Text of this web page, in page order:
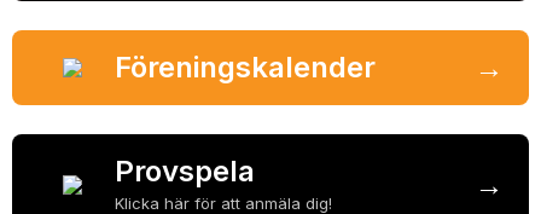
Föreningskalender →
Provspela
Klicka här för att anmäla dig!
→